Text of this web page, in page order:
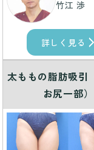
竹江 渉
詳しく見る
太ももの脂肪吸引
お尻一部）